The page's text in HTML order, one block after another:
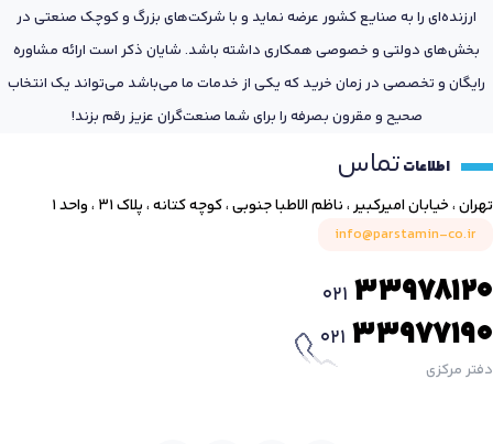
ارزنده‌ای را به صنایع کشور عرضه نماید و با شرکت‌های بزرگ و کوچک صنعتی در
بخش‌های دولتی و خصوصی همکاری داشته باشد. شایان ذکر است ارائه مشاوره
رایگان و تخصصی در زمان خرید که یکی از خدمات ما می‌باشد می‌تواند یک انتخاب
صحیح و مقرون بصرفه را برای شما صنعت‌گران عزیز رقم بزند!
اطلاعاتتماس
تهران ، خیابان امیرکبیر ، ناظم الاطبا جنوبی ، کوچه کتانه ، پلاک ۳۱ ، واحد ۱
info@parstamin-co.ir
021 33978120
021 33977190
دفتر مرکزی